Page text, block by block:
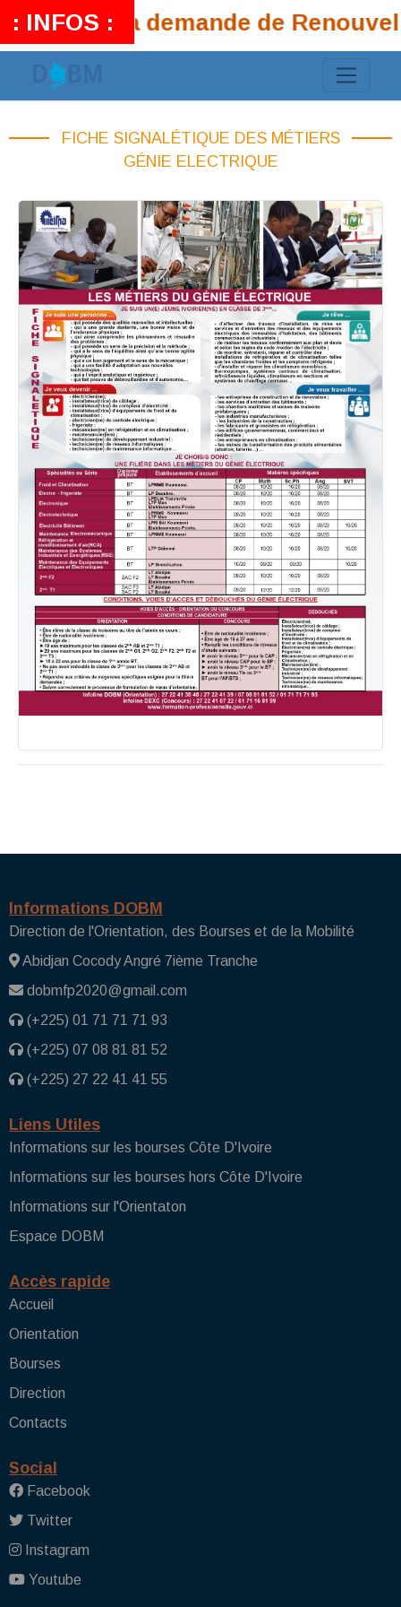
: INFOS :
que la demande de
FICHE SIGNALÉTIQUE DES MÉTIERS
GÉNIE ELECTRIQUE
Informations DOBM
Direction de l'Orientation, des Bourses et de la Mobilité
Abidjan Cocody Angré 7ième Tranche
dobmfp2020@gmail.com
(+225) 01 71 71 71 93
(+225) 07 08 81 81 52
(+225) 27 22 41 41 55
Liens Utiles
Informations sur les bourses Côte D'Ivoire
Informations sur les bourses hors Côte D'Ivoire
Informations sur l'Orientaton
Espace DOBM
Accès rapide
Accueil
Orientation
Bourses
Direction
Contacts
Social
Facebook
Twitter
Instagram
Youtube